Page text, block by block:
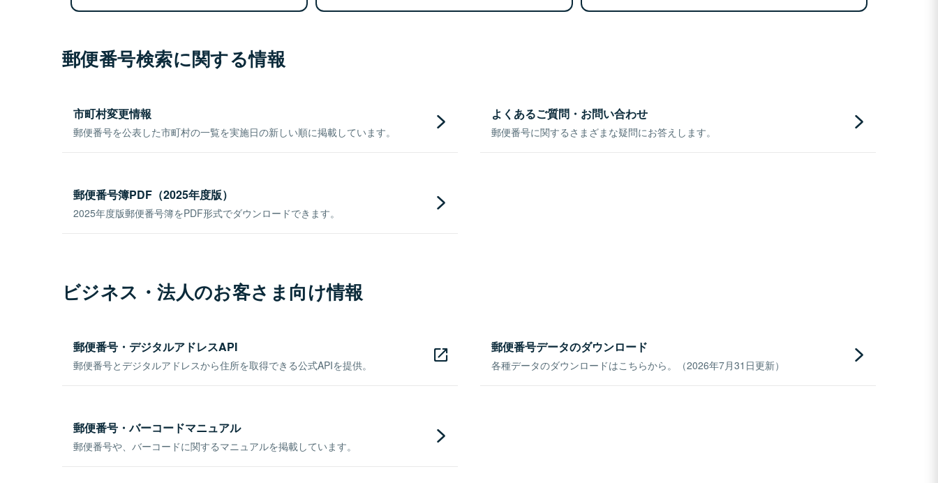
郵便番号検索に関する情報
市町村変更情報
郵便番号を公表した市町村の一覧を実施日の新しい順に掲載しています。
よくあるご質問・お問い合わせ
郵便番号に関するさまざまな疑問にお答えします。
郵便番号簿PDF（2025年度版）
2025年度版郵便番号簿をPDF形式でダウンロードできます。
ビジネス・法人のお客さま向け情報
郵便番号・デジタルアドレスAPI
郵便番号とデジタルアドレスから住所を取得できる公式APIを提供。
郵便番号データのダウンロード
各種データのダウンロードはこちらから。（2026年7月31日更新）
郵便番号・バーコードマニュアル
郵便番号や、バーコードに関するマニュアルを掲載しています。